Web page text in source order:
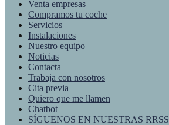
Venta empresas
Compramos tu coche
Servicios
Instalaciones
Nuestro equipo
Noticias
Contacta
Trabaja con nosotros
Cita previa
Quiero que me llamen
Chatbot
SÍGUENOS EN NUESTRAS RRSS